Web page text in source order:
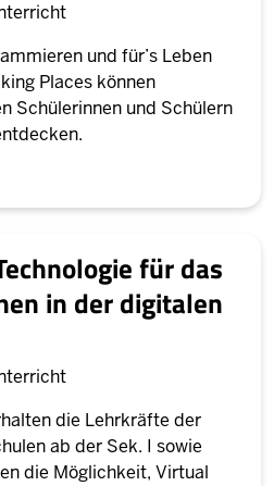
und für’s Leben
Places können
Schülerinnen und Schülern
für das
in der digitalen
die Lehrkräfte der
ab der Sek. I sowie
die Möglichkeit, Virtual